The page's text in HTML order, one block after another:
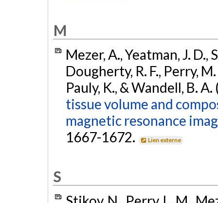
M
Mezer, A., Yeatman, J. D.,
Dougherty, R. F., Perry,
Pauly, K., & Wandell, B.
tissue volume and
magnetic resonance
1667-1672.
Lien externe
S